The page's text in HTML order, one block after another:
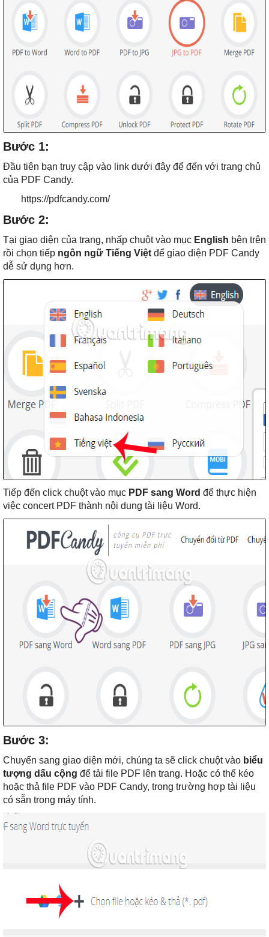
Bước 1:
Đầu tiên bạn truy cập vào link dưới đây để đến với trang chủ
của PDF Candy.
https://pdfcandy.com/
Bước 2:
Tại giao diện của trang, nhấp chuột vào mục English bên trên
rồi chọn tiếp ngôn ngữ Tiếng Việt để giao diện PDF Candy
dễ sử dụng hơn.
Tiếp đến click chuột vào mục PDF sang Word để thực hiện
việc concert PDF thành nội dung tài liệu Word.
Bước 3:
Chuyển sang giao diện mới, chúng ta sẽ click chuột vào biểu
tượng dấu cộng để tải file PDF lên trang. Hoặc có thể kéo
hoặc thả file PDF vào PDF Candy, trong trường hợp tài liệu
có sẵn trong máy tính.